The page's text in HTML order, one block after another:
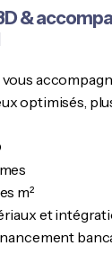
&
optimisés,
m²
et